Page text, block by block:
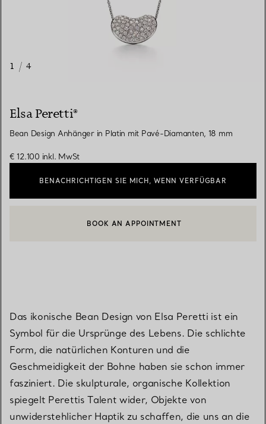
1 / 4
Elsa Peretti®
Bean Design Anhänger in Platin mit Pavé-Diamanten, 18 mm
€ 12.100 inkl. MwSt
BENACHRICHTIGEN SIE MICH, WENN VERFÜGBAR
EINEN KUNDENBERATER KONTAKTIEREN ODER EINEN
BOOK AN APPOINTMENT
Das ikonische Bean Design von Elsa Peretti ist ein
Symbol für die Ursprünge des Lebens. Die schlichte
Form, die natürlichen Konturen und die
Geschmeidigkeit der Bohne haben sie schon immer
fasziniert. Die skulpturale, organische Kollektion
spiegelt Perettis Talent wider, Objekte von
unwiderstehlicher Haptik zu schaffen, die uns an die